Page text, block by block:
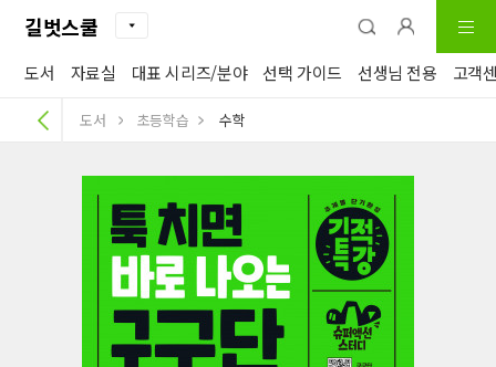
길벗스쿨
도서 자료실 대표 시리즈/분야 선택 가이드 선생님 전용 고객
도서 초등학습 수학